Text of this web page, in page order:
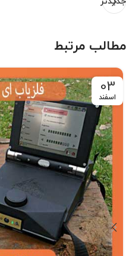
مطالب مرتبط
03
اسفند